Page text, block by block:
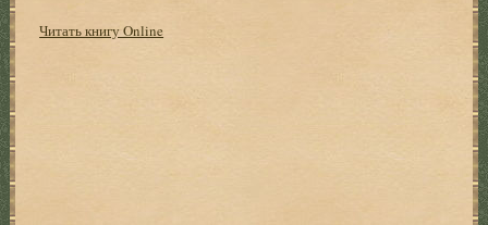
Читать книгу Online